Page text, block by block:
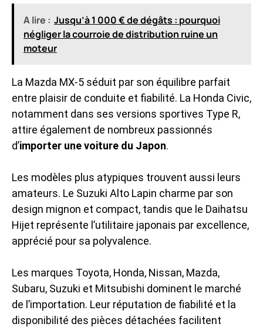
A lire : Jusqu’à 1 000 € de dégâts : pourquoi
négliger la courroie de distribution ruine un
moteur
La Mazda MX-5 séduit par son équilibre parfait
entre plaisir de conduite et fiabilité. La Honda Civic,
notamment dans ses versions sportives Type R,
attire également de nombreux passionnés
d’importer une voiture du Japon.
Les modèles plus atypiques trouvent aussi leurs
amateurs. Le Suzuki Alto Lapin charme par son
design mignon et compact, tandis que le Daihatsu
Hijet représente l’utilitaire japonais par excellence,
apprécié pour sa polyvalence.
Les marques Toyota, Honda, Nissan, Mazda,
Subaru, Suzuki et Mitsubishi dominent le marché
de l’importation. Leur réputation de fiabilité et la
disponibilité des pièces détachées facilitent